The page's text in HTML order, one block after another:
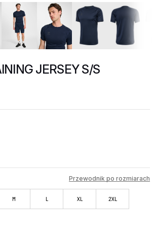
JERSEY S/S
Przewodnik po rozmiarach
M L XL 2XL